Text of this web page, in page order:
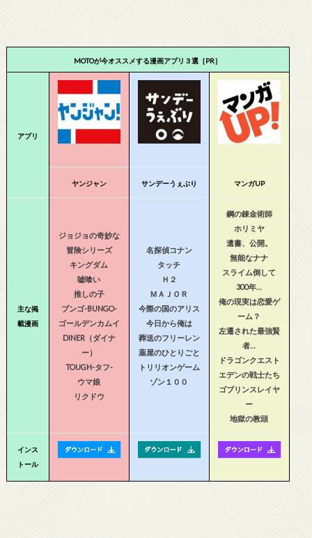
MOTOが今オススメする漫画アプリ３選［PR］
アプリ
ヤンジャン サンデーうぇぶり マンガUP
主な掲
載漫画
ジョジョの奇妙な
冒険シリーズ
キングダム
嘘喰い
推しの子
ブンゴ-BUNGO-
ゴールデンカムイ
DINER（ダイナ
ー）
TOUGH-タフ-
ウマ娘
リクドウ
名探偵コナン
タッチ
Ｈ２
ＭＡＪＯＲ
今際の国のアリス
今日から俺は
葬送のフリーレン
薬屋のひとりごと
トリリオンゲーム
ゾン１００
鋼の錬金術師
ホリミヤ
遺書、公開。
無能なナナ
スライム倒して
300年…
俺の現実は恋愛ゲ
ーム？
左遷された最強賢
者…
ドラゴンクエスト
エデンの戦士たち
ゴブリンスレイヤ
ー
地獄の教頭
インス
トール